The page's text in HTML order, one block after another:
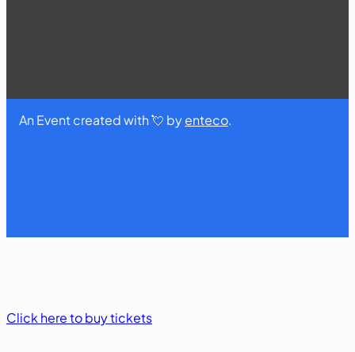
An Event created with 💘 byenteco.
Click here to buy tickets